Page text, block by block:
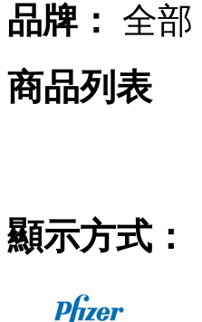
品牌： 全部
商品列表
顯示方式：